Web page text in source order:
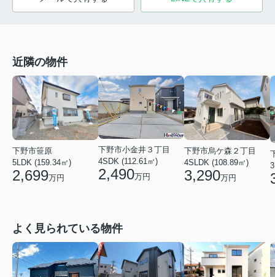
近隣の物件
下野市笹原
5LDK (159.34㎡)
2,699万円
下野市小金井３丁目
4SDK (112.61㎡)
2,490万円
下野市烏ケ森２丁目
4SLDK (108.89㎡)
3,290万円
よく見られている物件